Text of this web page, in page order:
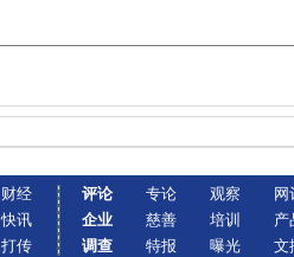
财经
快讯
打传
评论
企业
调查
专论
慈善
特报
观察
培训
曝光
网
产
文